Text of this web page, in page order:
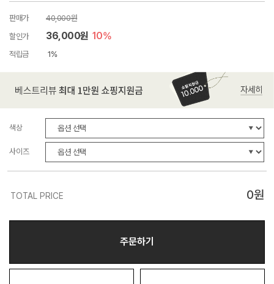
판매가
40,000원
할인가
36,000원 10%
적립금 1%
색상
사이즈
TOTAL PRICE 0원
주문하기